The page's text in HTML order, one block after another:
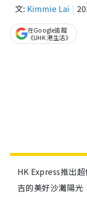
文: Kimmie Lai
在Google追蹤
《UHK 港生活》
HK Express推出
吉的美好沙灘陽